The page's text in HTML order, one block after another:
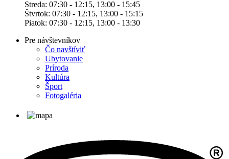
Streda: 07:30 - 12:15, 13:00 - 15:45
Štvrtok: 07:30 - 12:15, 13:00 - 15:15
Piatok: 07:30 - 12:15, 13:00 - 13:30
Pre návštevníkov
Čo navštíviť
Ubytovanie
Príroda
Kultúra
Šport
Fotogaléria